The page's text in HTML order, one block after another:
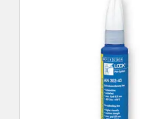
Використання
самовільного
його від корозії.
сильних